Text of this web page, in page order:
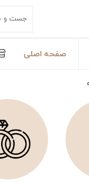
صفحه اصلی